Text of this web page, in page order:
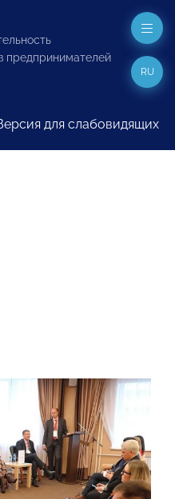
предпринимателей
для слабовидящих
RU